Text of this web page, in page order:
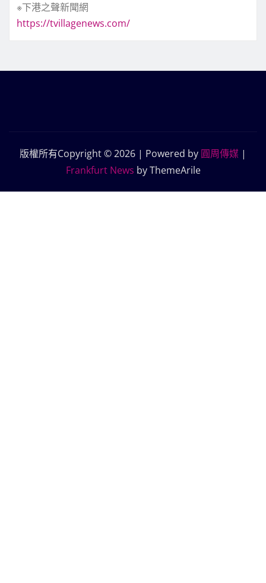
※下港之聲新聞網
https://tvillagenews.com/
版權所有Copyright © 2026 | Powered by 圓周傳媒 |
Frankfurt News by ThemeArile